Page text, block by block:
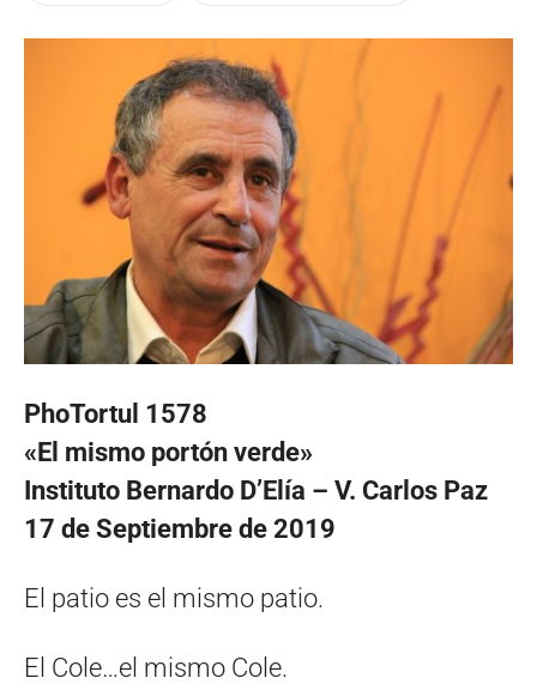
PhoTortul 1578
«El mismo portón verde»
Instituto Bernardo D’Elía – V. Carlos Paz
17 de Septiembre de 2019
El patio es el mismo patio.
El Cole…el mismo Cole.